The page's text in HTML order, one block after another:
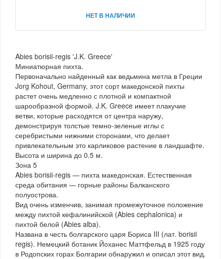
НЕТ В НАЛИЧИИ
Abies borisii-regis 'J.K. Greece'
Миниатюрная пихта.
Первоначально найденный как ведьмина метла в Греции
Jorg Kohout, Germany, этот сорт македонской пихты
растет очень медленно с плотной и компактной
шарообразной формой. J.K. Greece имеет плакучие
ветви, которые расходятся от центра наружу,
демонстрируя толстые темно-зеленые иглы с
серебристыми нижними сторонами, что делает
привлекательным это карликовое растение в ландшафте.
Высота и ширина до 0.5 м.
Зона 5
Abies borisii-regis — пихта македонская. Естественная
среда обитания — горные районы Балканского
полуострова.
Вид очень изменчив, занимая промежуточное положение
между пихтой кефалинийской (Abies cephalonica) и
пихтой белой (Abies alba).
Названа в честь болгарского царя Бориса III (лат. borisii
regis). Немецкий ботаник Йоханес Маттфельд в 1925 году
в Родопских горах Болгарии обнаружил и описал этот вид.